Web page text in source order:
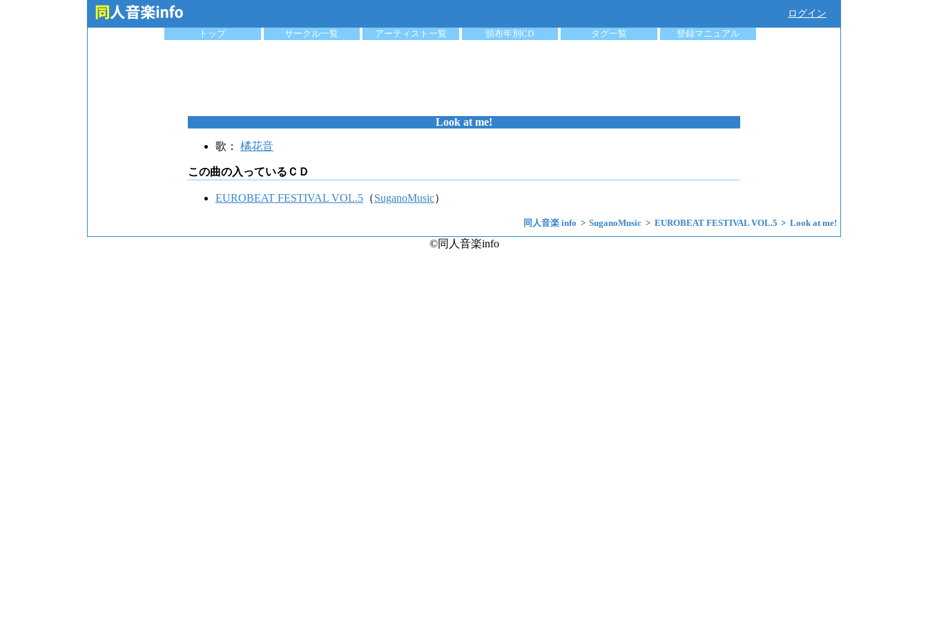
ログイン
トップ
サークル一覧 アーティスト一覧 頒布年別CD タグ一覧 登録マニュアル
Look at me!
歌： 橘花音
この曲の入っているＣＤ
EUROBEAT FESTIVAL VOL.5 （SuganoMusic）
同人音楽 info SuganoMusic EUROBEAT FESTIVAL VOL.5 Look at me!
©同人音楽info